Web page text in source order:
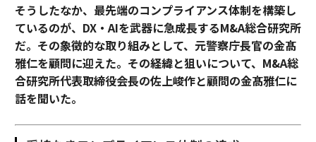
そうしたなか、最先端のコンプライアンス体制を構築し
ているのが、DX・AIを武器に急成長するM&A総合研究所
だ。その象徴的な取り組みとして、元警察庁長官の金髙
雅仁を顧問に迎えた。その経緯と狙いについて、M&A総
合研究所代表取締役会長の佐上峻作と顧問の金髙雅仁に
話を聞いた。